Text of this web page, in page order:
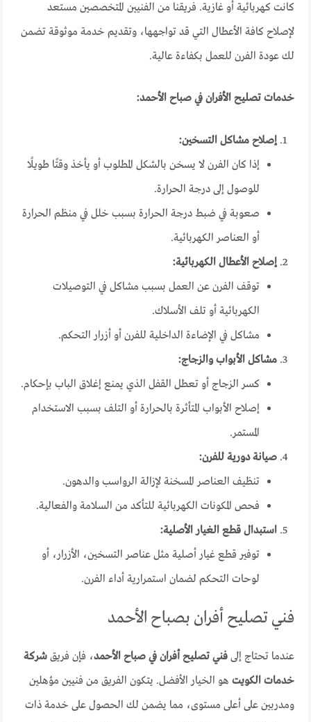
كانت كهربائية أو غازية. فريقنا من الفنيين المتخصصين مستعد
لإصلاح كافة الأعطال التي قد تواجهها، وتقديم خدمة موثوقة تضمن
لك عودة الفرن للعمل بكفاءة عالية.
خدمات تصليح الأفران في صباح الأحمد:
إصلاح مشاكل التسخين:
إذا كان الفرن لا يسخن بالشكل المطلوب أو يأخذ وقتًا طويلًا
للوصول إلى درجة الحرارة.
صعوبة في ضبط درجة الحرارة بسبب خلل في منظم الحرارة
أو العناصر الكهربائية.
إصلاح الأعطال الكهربائية:
توقف الفرن عن العمل بسبب مشاكل في التوصيلات
الكهربائية أو تلف الأسلاك.
مشاكل في الإضاءة الداخلية للفرن أو أزرار التحكم.
مشاكل الأبواب والزجاج:
كسر الزجاج أو تعطل القفل الذي يمنع إغلاق الباب بإحكام.
إصلاح الأبواب المتأثرة بالحرارة أو التلف بسبب الاستخدام
المستمر.
صيانة دورية للفرن:
تنظيف العناصر المسخنة لإزالة الرواسب والدهون.
فحص المكونات الكهربائية للتأكد من السلامة والفعالية.
استبدال قطع الغيار الأصلية:
توفير قطع غيار أصلية مثل عناصر التسخين، الأزرار، أو
لوحات التحكم لضمان استمرارية أداء الفرن.
فني تصليح أفران بصباح الأحمد
عندما تحتاج إلىفني تصليح أفران في صباح الأحمد، فإن فريقشركة
خدمات الكويت هو الخيار الأفضل. يتكون الفريق من فنيين مؤهلين
ومدربين على أعلى مستوى، مما يضمن لك الحصول على خدمة ذات